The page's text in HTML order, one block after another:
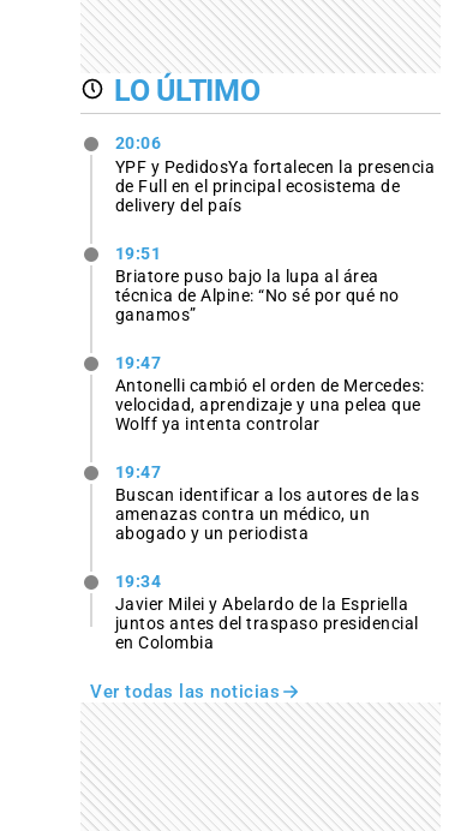
LO ÚLTIMO
20:06
YPF y PedidosYa fortalecen la presencia
de Full en el principal ecosistema de
delivery del país
19:51
Briatore puso bajo la lupa al área
técnica de Alpine: “No sé por qué no
ganamos”
19:47
Antonelli cambió el orden de Mercedes:
velocidad, aprendizaje y una pelea que
Wolff ya intenta controlar
19:47
Buscan identificar a los autores de las
amenazas contra un médico, un
abogado y un periodista
19:34
Javier Milei y Abelardo de la Espriella
juntos antes del traspaso presidencial
en Colombia
Ver todas las noticias